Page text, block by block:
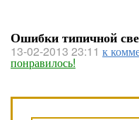
Ошибки типичной
13-02-2013 23:11 к
понравилось!